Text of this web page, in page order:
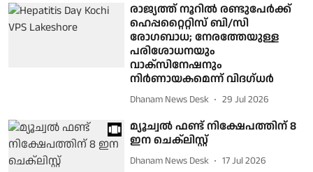
രാജ്യത്ത് നൂറിൽ രണ്ടുപേർക്ക്
ഹെപ്പറ്റൈറ്റിസ് ബി/സി
രോഗബാധ; നേരത്തേയുള്ള
പരിശോധനയും
വാക്സിനേഷനും
നിർണായകമെന്ന് വിദഗ്ധർ
Dhanam News Desk 29 Jul 2026
മ്യൂച്വല്‍ ഫണ്ട് നിക്ഷേപത്തിന് 8
ഇന ചെക്‌ലിസ്റ്റ്
Dhanam News Desk 17 Jul 2026